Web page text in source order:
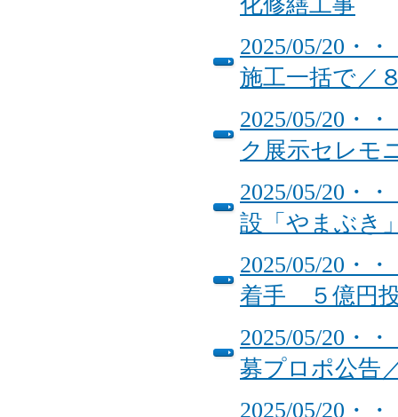
2025/05/20・
施工一括で／
2025/05/20・
ク展示セレモ
2025/05/20・
設「やまぶき
2025/05/20・
着手 ５億円
2025/05/20・
募プロポ公告
2025/05/20・